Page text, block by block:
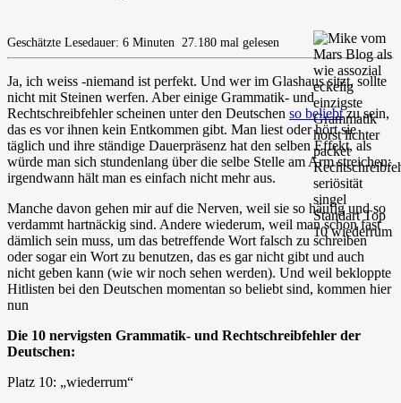
Geschätzte Lesedauer: 6 Minuten 27.180 mal gelesen
Ja, ich weiss -niemand ist perfekt. Und wer im Glashaus sitzt, sollte
nicht mit Steinen werfen. Aber einige Grammatik- und
Rechtschreibfehler scheinen unter den Deutschen so beliebtzu sein,
das es vor ihnen kein Entkommen gibt. Man liest oder hört sie
täglich und ihre ständige Dauerpräsenz hat den selben Effekt, als
würde man sich stundenlang über die selbe Stelle am Arm streichen:
irgendwann hält man es einfach nicht mehr aus.
Manche davon gehen mir auf die Nerven, weil sie so häufig und so
verdammt hartnäckig sind. Andere wiederum, weil man schon fast
dämlich sein muss, um das betreffende Wort falsch zu schreiben
oder sogar ein Wort zu benutzen, das es gar nicht gibt und auch
nicht geben kann (wie wir noch sehen werden). Und weil bekloppte
Hitlisten bei den Deutschen momentan so beliebt sind, kommen hier
nun
Die 10 nervigsten Grammatik- und Rechtschreibfehler der
Deutschen:
Platz 10: „wiederrum“